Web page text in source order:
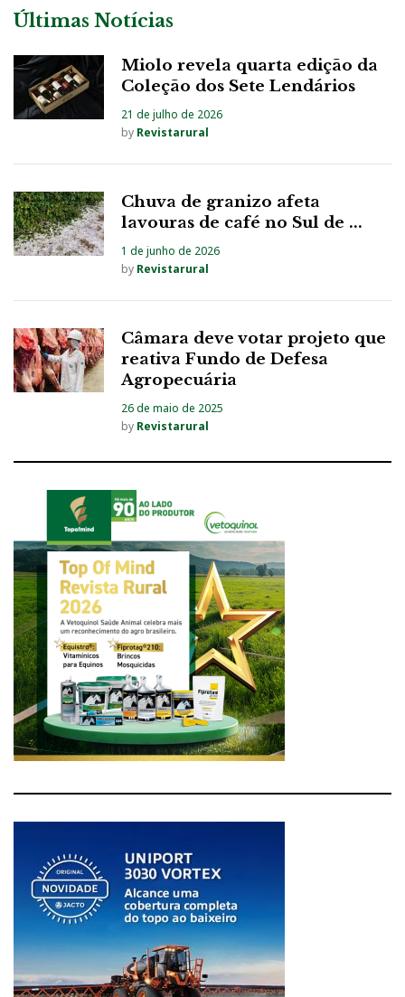
Últimas Notícias
Miolo revela quarta edição da
Coleção dos Sete Lendários
21 de julho de 2026
by Revistarural
Chuva de granizo afeta
lavouras de café no Sul de ...
1 de junho de 2026
by Revistarural
Câmara deve votar projeto que
reativa Fundo de Defesa
Agropecuária
26 de maio de 2025
by Revistarural